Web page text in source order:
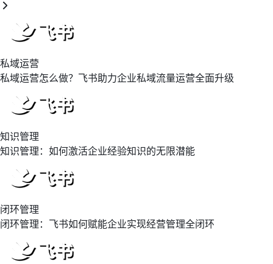
私域运营
私域运营怎么做？飞书助力企业私域流量运营全面升级
知识管理
知识管理：如何激活企业经验知识的无限潜能
闭环管理
闭环管理：飞书如何赋能企业实现经营管理全闭环